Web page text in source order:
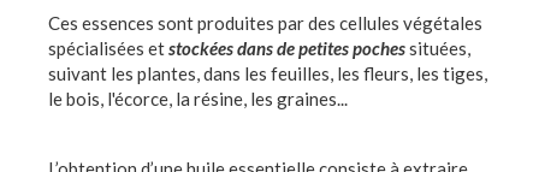
Ces essences sont produites par des cellules végétales
spécialisées etstockées dans de petites pochessituées,
suivant les plantes, dans les feuilles, les fleurs, les tiges,
le bois, l'écorce, la résine, les graines...